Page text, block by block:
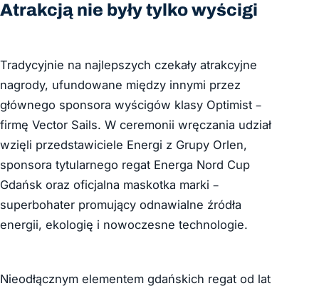
Atrakcją nie były tylko wyścigi
Tradycyjnie na najlepszych czekały atrakcyjne
nagrody, ufundowane między innymi przez
głównego sponsora wyścigów klasy Optimist –
firmę Vector Sails. W ceremonii wręczania udział
wzięli przedstawiciele Energi z Grupy Orlen,
sponsora tytularnego regat Energa Nord Cup
Gdańsk oraz oficjalna maskotka marki –
superbohater promujący odnawialne źródła
energii, ekologię i nowoczesne technologie.
Nieodłącznym elementem gdańskich regat od lat